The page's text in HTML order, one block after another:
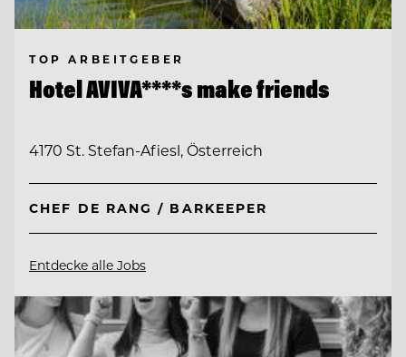
TOP ARBEITGEBER
Hotel AVIVA****s make friends
4170 St. Stefan-Afiesl, Österreich
CHEF DE RANG / BARKEEPER
Entdecke alle Jobs